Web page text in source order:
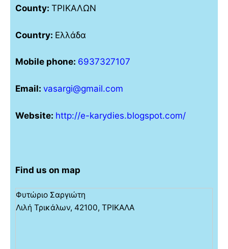
County: ΤΡΙΚΑΛΩΝ
Country: Ελλάδα
Mobile phone: 6937327107
Email: vasargi@gmail.com
Website: http://e-karydies.blogspot.com/
Find us on map
Φυτώριο Σαργιώτη
Λιλή Τρικάλων, 42100, ΤΡΙΚΑΛΑ